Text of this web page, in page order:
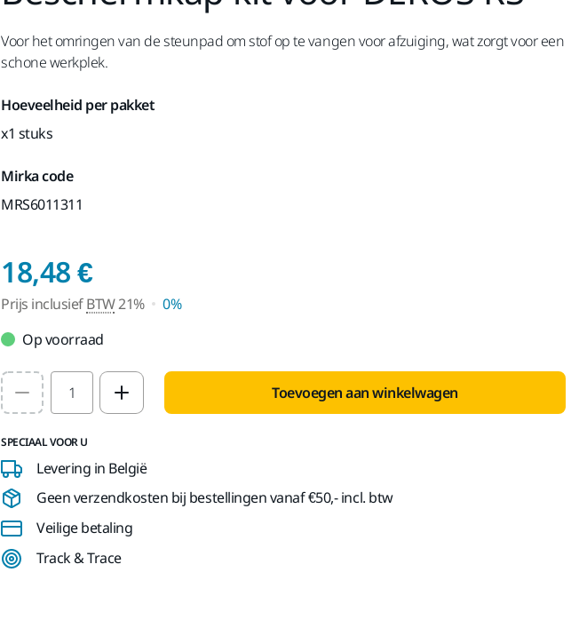
Voor het omringen van de steunpad om stof op te vangen voor afzuiging, wat zorgt voor een
schone werkplek.
Hoeveelheid per pakket
x1 stuks
Mirka code
MRS6011311
18,48 €Prijs inclusief BTW 21%
Prijs inclusiefBTW21%
0%
Op voorraad
Select quantity value Toevoegen aan winkelwagen
SPECIAAL VOOR U
Levering in België
Geen verzendkosten bij bestellingen vanaf €50,- incl. btw
Veilige betaling
Track & Trace